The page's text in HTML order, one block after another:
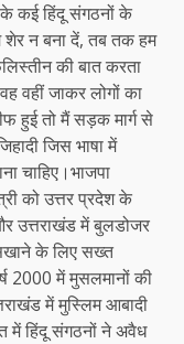
कई हिंदू संगठनों के
शेर न बना दें, तब तक हम
की बात करता
वहीं जाकर लोगों का
हुई तो मैं सड़क मार्ग से
जिस भाषा में
चाहिए।भाजपा
को उत्तर प्रदेश के
उत्तराखंड में बुलडोजर
के लिए सख्त
2000 में मुसलमानों की
में मुस्लिम आबादी
में हिंदू संगठनों ने अवैध